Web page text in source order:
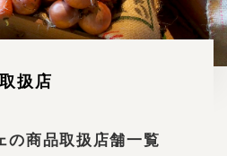
る質問 オーガニックって何
要 採用情報
取扱店
の商品取扱店舗一覧